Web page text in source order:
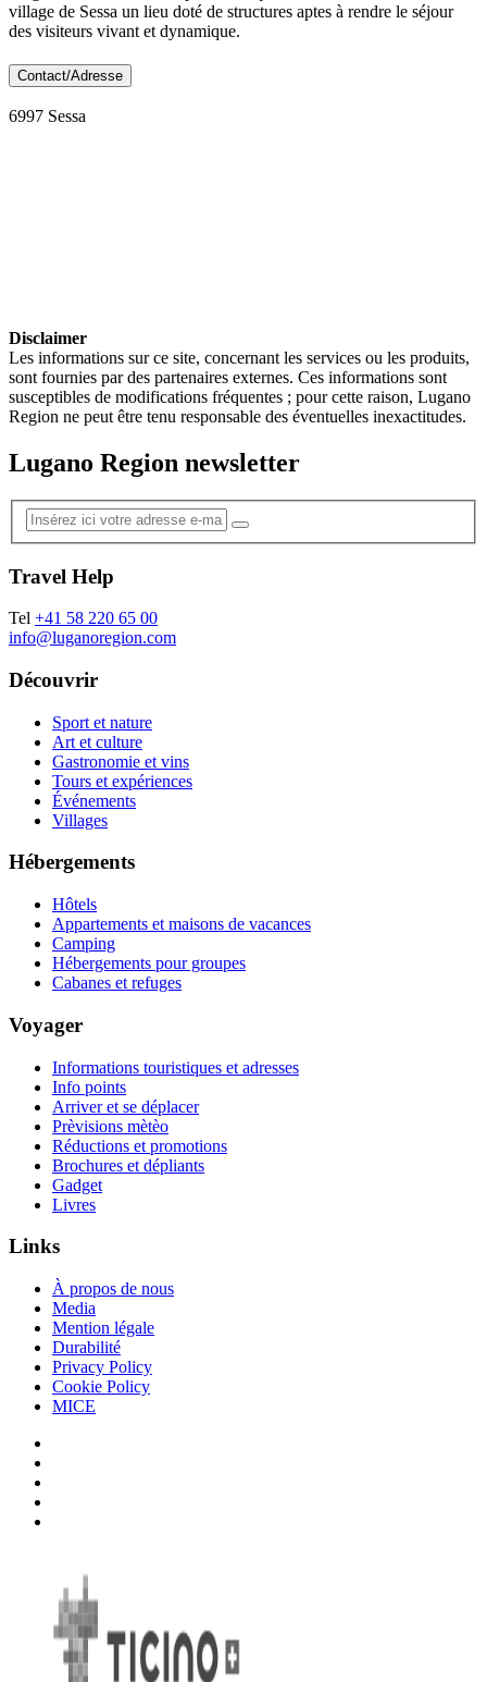
village de Sessa un lieu doté de structures aptes à rendre le séjour
des visiteurs vivant et dynamique.
Contact/Adresse
6997 Sessa
Disclaimer
Les informations sur ce site, concernant les services ou les produits,
sont fournies par des partenaires externes. Ces informations sont
susceptibles de modifications fréquentes ; pour cette raison, Lugano
Region ne peut être tenu responsable des éventuelles inexactitudes.
Lugano Region newsletter
Travel Help
Tel +41 58 220 65 00
info@luganoregion.com
Découvrir
Sport et nature
Art et culture
Gastronomie et vins
Tours et expériences
Événements
Villages
Hébergements
Hôtels
Appartements et maisons de vacances
Camping
Hébergements pour groupes
Cabanes et refuges
Voyager
Informations touristiques et adresses
Info points
Arriver et se déplacer
Prèvisions mètèo
Réductions et promotions
Brochures et dépliants
Gadget
Livres
Links
À propos de nous
Media
Mention légale
Durabilité
Privacy Policy
Cookie Policy
MICE